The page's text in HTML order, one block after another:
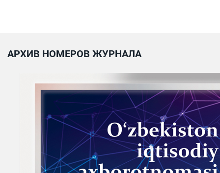
АРХИВ НОМЕРОВ ЖУРНАЛА